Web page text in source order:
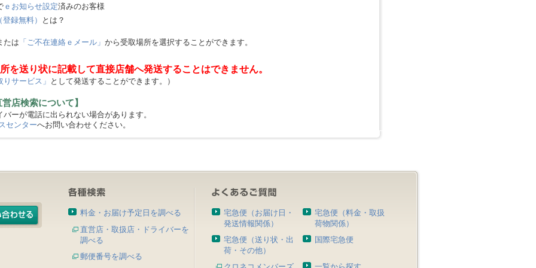
ｅお知らせ設定済みのお客様
録無料）
とは？
たは 「ご不在連絡ｅメール」 から受取場所を選択することができます。
を送り状に記載して直接店舗へ発送することはできません。
サービス」 として発送することができます。）
店検索について】
ーが電話に出られない場合があります。
センターへお問い合わせください。
料金・お届け予定日を調べる
直営店・取扱店・ドライバーを
調べる
郵便番号を調べる
宅急便（お届け日・
発送情報関係）
宅急便（料金・取扱
荷物関係）
宅急便（送り状・出
荷・その他）
国際宅急便